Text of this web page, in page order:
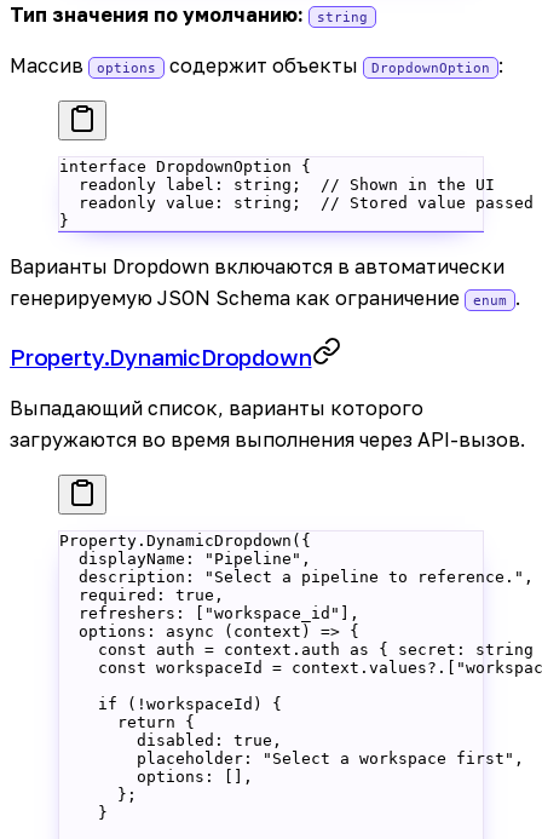
Тип значения по умолчанию: string
Массив options содержит объекты DropdownOption :
interface DropdownOption {
  readonly
label : string ;
// Shown in the UI
  readonly
value : string ;
// Stored value
}
Варианты Dropdown включаются в автоматически
генерируемую JSON Schema как ограничение
enum .
Property.DynamicDropdown
Выпадающий список, варианты которого
загружаются во время выполнения через API-вызов.
Property. DynamicDropdown ({
  displayName:
"Pipeline" ,
  description:
"Select a pipeline to reference." ,
  required:
true ,
  refreshers: [
"workspace_id"
],
  options
: async ( context ) => {
    const
auth = context.auth as { secret : string
    const
workspaceId = context.values?.[
    if
( ! workspaceId) {
      return
{
        disabled:
true ,
        placeholder:
"Select a workspace first" ,
        options: [],
      };
    }